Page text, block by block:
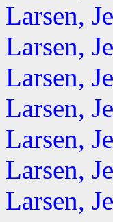
Larsen,
Larsen,
Larsen,
Larsen,
Larsen,
Larsen,
Larsen,